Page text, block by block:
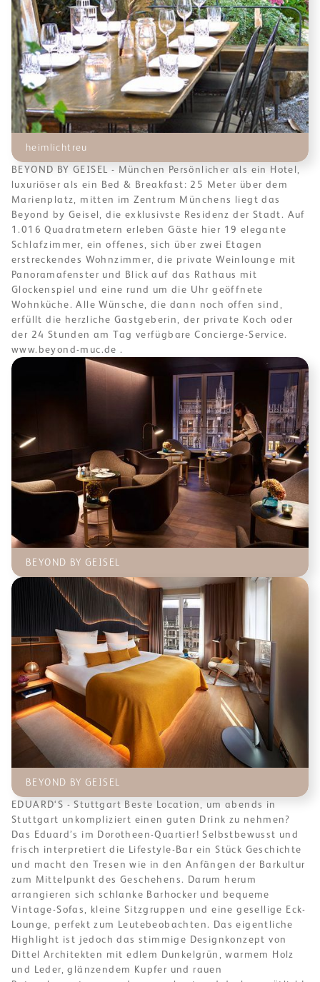
heimlichtreu
BEYOND BY GEISEL - München Persönlicher als ein Hotel,
luxuriöser als ein Bed & Breakfast: 25 Meter über dem
Marienplatz, mitten im Zentrum Münchens liegt das
Beyond by Geisel, die exklusivste Residenz der Stadt. Auf
1.016 Quadratmetern erleben Gäste hier 19 elegante
Schlafzimmer, ein offenes, sich über zwei Etagen
erstreckendes Wohnzimmer, die private Weinlounge mit
Panoramafenster und Blick auf das Rathaus mit
Glockenspiel und eine rund um die Uhr geöffnete
Wohnküche. Alle Wünsche, die dann noch offen sind,
erfüllt die herzliche Gastgeberin, der private Koch oder
der 24 Stunden am Tag verfügbare Concierge-Service.
www.beyond-muc.de .
BEYOND BY GEISEL
BEYOND BY GEISEL
EDUARD‘S - Stuttgart Beste Location, um abends in
Stuttgart unkompliziert einen guten Drink zu nehmen?
Das Eduard’s im Dorotheen-Quartier! Selbstbewusst und
frisch interpretiert die Lifestyle-Bar ein Stück Geschichte
und macht den Tresen wie in den Anfängen der Barkultur
zum Mittelpunkt des Geschehens. Darum herum
arrangieren sich schlanke Barhocker und bequeme
Vintage-Sofas, kleine Sitzgruppen und eine gesellige Eck-
Lounge, perfekt zum Leutebeobachten. Das eigentliche
Highlight ist jedoch das stimmige Designkonzept von
Dittel Architekten mit edlem Dunkelgrün, warmem Holz
und Leder, glänzendem Kupfer und rauen